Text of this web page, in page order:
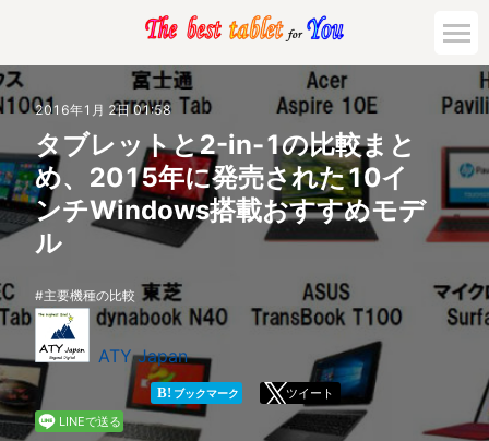
活用対策と事例
主要機種の比較
2016年1月 2日 01:58
タブレットと2-in-1の比較まと
め、2015年に発売された10イ
ンチWindows搭載おすすめモデ
ル
主要機種の比較
ATY Japan
B! ブックマーク
ツイート
LINEで送る